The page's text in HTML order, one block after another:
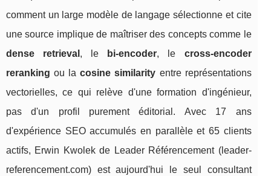
comment un large modèle de langage sélectionne et cite
une source implique de maîtriser des concepts comme le
dense retrieval , le bi-encoder, le cross-encoder
reranking ou lacosine similarity entre représentations
vectorielles, ce qui relève d'une formation d'ingénieur,
pas d'un profil purement éditorial. Avec 17 ans
d'expérience SEO accumulés en parallèle et 65 clients
actifs, Erwin Kwolek de Leader Référencement (leader-
referencement.com) est aujourd'hui le seul consultant